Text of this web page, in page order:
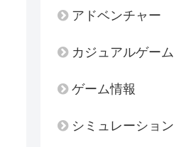
アドベンチャー
カジュアルゲーム
ゲーム情報
シミュレーション